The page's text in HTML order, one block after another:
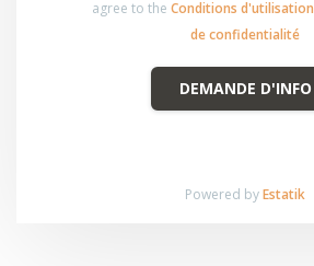
agree to the Conditions d'utilisation
de confidentialité
DEMANDE D'INFO
Powered byEstatik